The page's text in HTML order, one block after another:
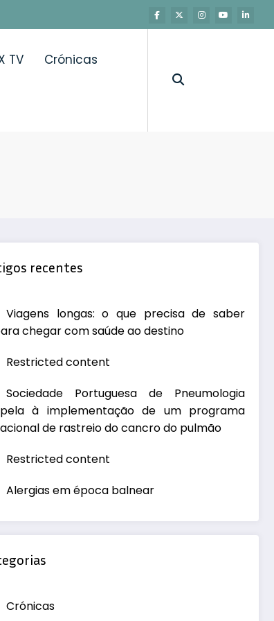
TV Crónicas
em Saúde
recentes
Viagens longas: o que precisa de saber
chegar com saúde ao destino
Restricted content
Sociedade Portuguesa de Pneumologia
à implementação de um programa
de rastreio do cancro do pulmão
Restricted content
Alergias em época balnear
Crónicas